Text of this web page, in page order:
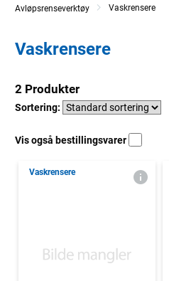
Avløpsrenseverktøy
Vaskrensere
Vaskrensere
2 Produkter
Sortering:
Vis også bestillingsvarer
Vaskrensere